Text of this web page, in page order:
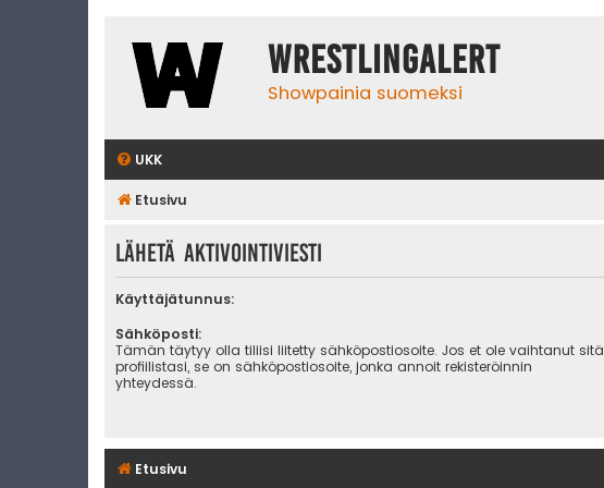
WrestlingAlert
Showpainia suomeksi
UKK
Etusivu
Lähetä aktivointiviesti
Käyttäjätunnus:
Sähköposti:
Tämän täytyy olla tiliisi liitetty sähköpostiosoite. Jos et ole vaihtanut sitä
profiilistasi, se on sähköpostiosoite, jonka annoit rekisteröinnin
yhteydessä.
Etusivu